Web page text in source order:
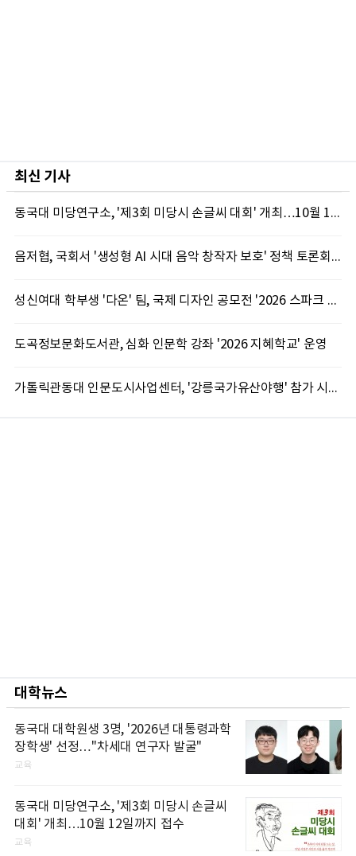
최신 기사
동국대 미당연구소, '제3회 미당시 손글씨 대회' 개최…10월 12일까지 접수
음저협, 국회서 '생성형 AI 시대 음악 창작자 보호' 정책 토론회 10일 개최
성신여대 학부생 '다온' 팀, 국제 디자인 공모전 '2026 스파크 어워드' 동상 수상
도곡정보문화도서관, 심화 인문학 강좌 '2026 지혜학교' 운영
가톨릭관동대 인문도시사업센터, '강릉국가유산야행' 참가 시민 15명 모집
대학뉴스
동국대 대학원생 3명, '2026년 대통령과학
장학생' 선정…"차세대 연구자 발굴"
교육
동국대 미당연구소, '제3회 미당시 손글씨
대회' 개최…10월 12일까지 접수
교육